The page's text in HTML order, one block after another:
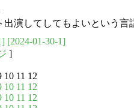
演してしてもよいという言
[2024-01-30-1]
]
10 11 12
10 11 12
10 11 12